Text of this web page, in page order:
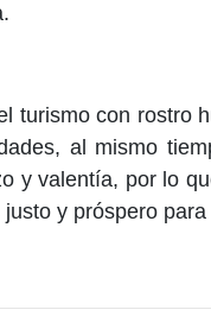
turismo con rostro
al mismo
y valentía, por lo
y próspero para